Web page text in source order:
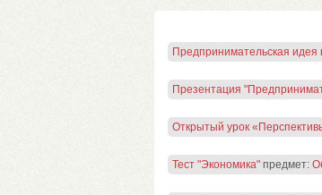
Предпринимательская идея
Презентация
Открытый урок
Тест "Экономика" предмет: